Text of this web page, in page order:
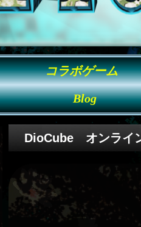
コラボゲーム
Blog
DioCube オンライ